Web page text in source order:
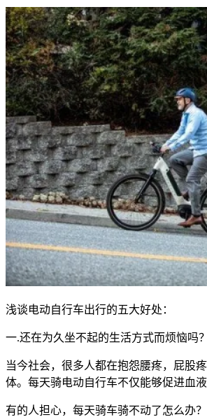
浅谈电动自行车出行的五大好处：
一.还在为久坐不起的生活方式而烦恼吗？
当今社会，很多人都在抱怨腰疼，屁股
体。每天骑电动自行车不仅能够促进血
有的人担心，每天骑车骑不动了怎么办